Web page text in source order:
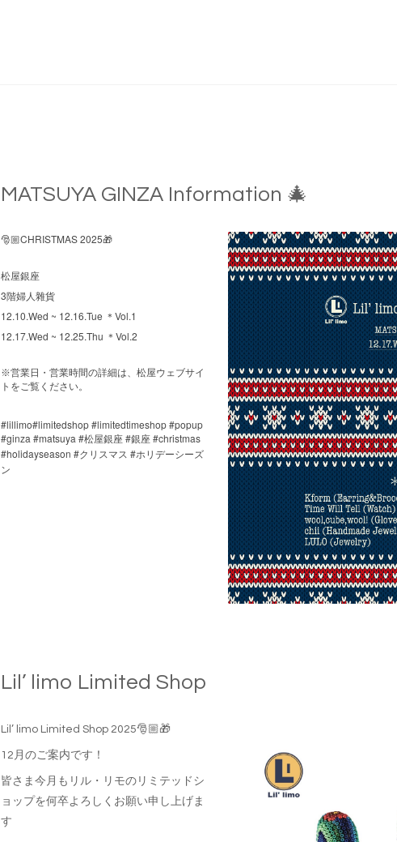
MATSUYA GINZA Information 🎄
🎅🏼CHRISTMAS 2025🎁
松屋銀座
3階婦人雜貨
12.10.Wed ~ 12.16.Tue ＊Vol.1
12.17.Wed ~ 12.25.Thu ＊Vol.2
※営業日・営業時間の詳細は、松屋ウェブサイ
トをご覧ください。
#lillimo#limitedshop #limitedtimeshop #popup
#ginza #matsuya #松屋銀座 #銀座 #christmas
#holidayseason #クリスマス #ホリデーシーズ
ン
Lil’ limo Limited Shop
Lil’ limo Limited Shop 2025🎅🏼🎁
12月のご案内です！
皆さま今月もリル・リモのリミテッドシ
ョップを何卒よろしくお願い申し上げま
す